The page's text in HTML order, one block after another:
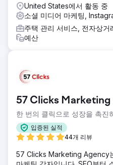
United States에서 활동 중
소셜 미디어 마케팅,
주택 관리 서비스, 전자상거
예산
57 Clicks
한 번의 클릭으로 성장을 촉진
입증된 실적
44개 리뷰
57 Clicks Marketing Agency